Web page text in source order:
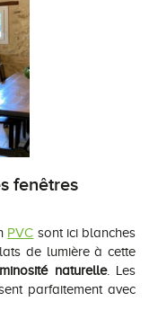
fenêtres
PVC sont ici blanches
de lumière à cette
naturelle. Les
parfaitement avec